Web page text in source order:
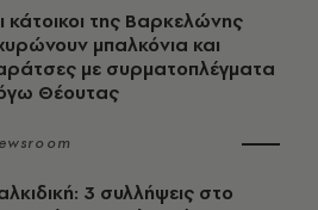
κάτοικοι της Βαρκελώνης
μπαλκόνια και
με συρματοπλέγματα
Θέουτας
3 συλλήψεις στο